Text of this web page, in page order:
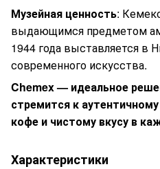
Музейная ценность:
выдающимся предметом
1944 года выставляется в
современного искусства.
Chemex — идеальное
стремится к
кофе и чистому вкусу в
Характеристики